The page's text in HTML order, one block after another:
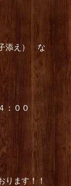
添え） な
：００
ります！！